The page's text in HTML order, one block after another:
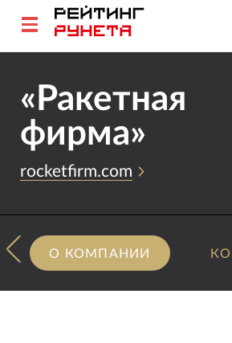
«Ракетная
фирма»
rocketfirm.com
О КОМПАНИИ